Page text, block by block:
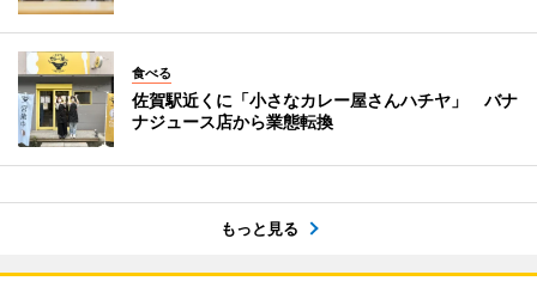
食べる
佐賀駅近くに「小さなカレー屋さんハチヤ」 バナ
ナジュース店から業態転換
もっと見る